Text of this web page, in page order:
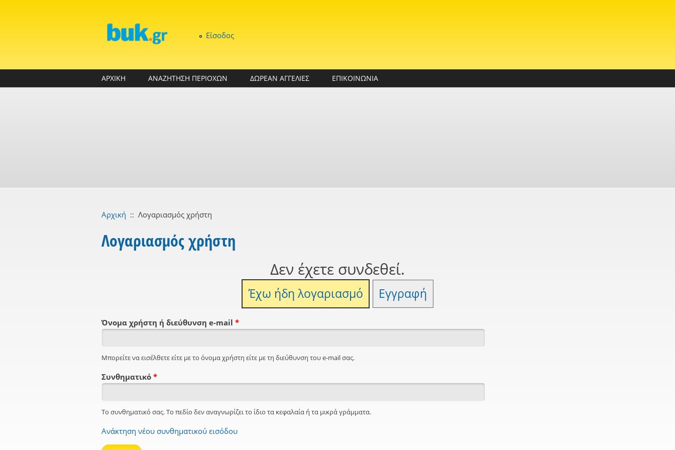
Είσοδος
ΑΡΧΙΚΗ ΑΝΑΖΗΤΗΣΗ ΠΕΡΙΟΧΩΝ ΔΩΡΕΑΝ ΑΓΓΕΛΙΕΣ ΕΠΙΚΟΙΝΩΝΙΑ
Αρχική :: Λογαριασμός χρήστη
Λογαριασμός χρήστη
Δεν έχετε συνδεθεί.
Έχω ήδη λογαριασμό Εγγραφή
Όνομα χρήστη ή διεύθυνση e-mail *
Μπορείτε να εισέλθετε είτε με το όνομα χρήστη είτε με τη διεύθυνση του e-mail σας.
Συνθηματικό *
Το συνθηματικό σας. Το πεδίο δεν αναγνωρίζει το ίδιο τα κεφαλαία ή τα μικρά γράμματα.
Ανάκτηση νέου συνθηματικού εισόδου